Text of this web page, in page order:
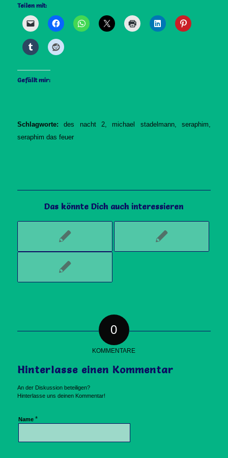
Teilen mit:
Gefällt mir:
Schlagworte: des nacht 2 michael stadelmann,seraphim
seraphim das feuer
Das könnte Dich auch interessieren
0
KOMMENTARE
Hinterlasse einen Kommentar
An der Diskussion beteiligen?
Hinterlasse uns deinen Kommentar!
Name *